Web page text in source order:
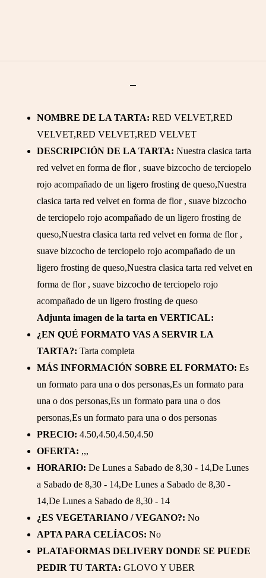
NOMBRE DE LA TARTA: RED VELVET,RED
VELVET,RED VELVET,RED VELVET
DESCRIPCIÓN DE LA TARTA: Nuestra clasica tarta
red velvet en forma de flor , suave bizcocho de terciopelo
rojo acompañado de un ligero frosting de queso,Nuestra
clasica tarta red velvet en forma de flor , suave bizcocho
de terciopelo rojo acompañado de un ligero frosting de
queso,Nuestra clasica tarta red velvet en forma de flor ,
suave bizcocho de terciopelo rojo acompañado de un
ligero frosting de queso,Nuestra clasica tarta red velvet en
forma de flor , suave bizcocho de terciopelo rojo
acompañado de un ligero frosting de queso
Adjunta imagen de la tarta en VERTICAL:
¿EN QUÉ FORMATO VAS A SERVIR LA
TARTA?: Tarta completa
MÁS INFORMACIÓN SOBRE EL FORMATO: Es
un formato para una o dos personas,Es un formato para
una o dos personas,Es un formato para una o dos
personas,Es un formato para una o dos personas
PRECIO: 4.50,4.50,4.50,4.50
OFERTA: ,,,
HORARIO: De Lunes a Sabado de 8,30 - 14,De Lunes
a Sabado de 8,30 - 14,De Lunes a Sabado de 8,30 -
14,De Lunes a Sabado de 8,30 - 14
¿ES VEGETARIANO / VEGANO?: No
APTA PARA CELÍACOS: No
PLATAFORMAS DELIVERY DONDE SE PUEDE
PEDIR TU TARTA: GLOVO Y UBER